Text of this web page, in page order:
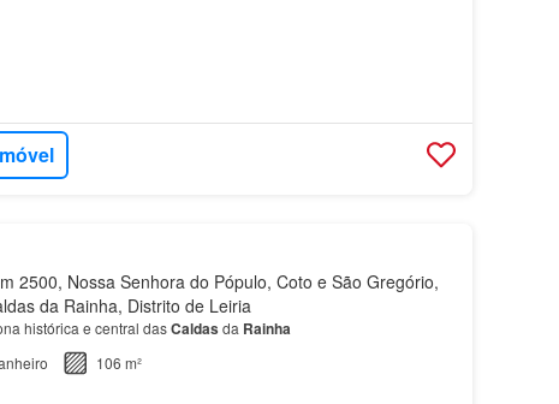
2500, Nossa Senhora do Pópulo, Coto e São Gregório,
da Rainha, Distrito de Leiria
histórica e central dasCaldas da Rainha
106 m²